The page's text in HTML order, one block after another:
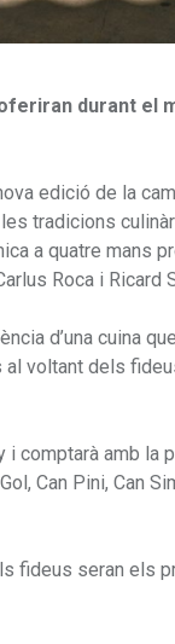
durant el
edició de la
tradicions
a quatre mans
Roca i Ricard
d’una cuina
voltant dels
i comptarà amb
Can Pini, Can
fideus seran els